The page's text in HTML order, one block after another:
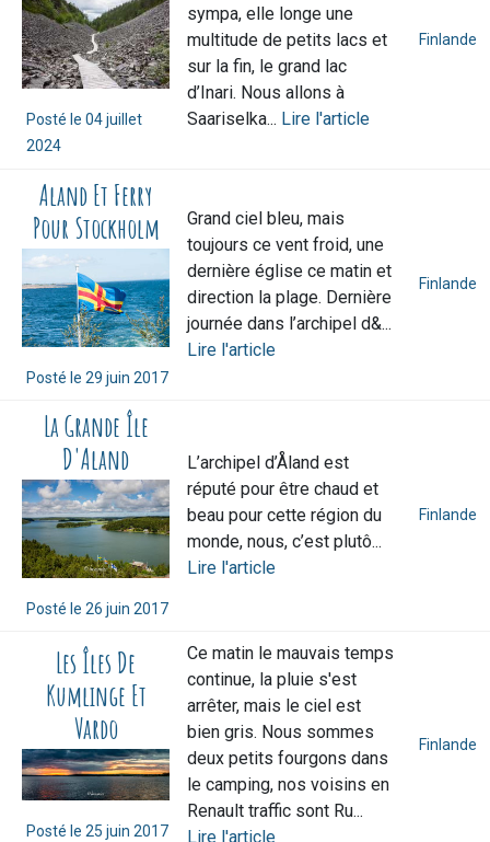
Posté le 04 juillet
2024
sympa, elle longe une
multitude de petits lacs et
sur la fin, le grand lac
d’Inari. Nous allons à
Saariselka... Lire l'article
Finlande
Aland Et Ferry
Pour Stockholm
Posté le 29 juin 2017
Grand ciel bleu, mais
toujours ce vent froid, une
dernière église ce matin et
direction la plage. Dernière
journée dans l’archipel d&...
Lire l'article
Finlande
La Grande Île
D'Aland
Posté le 26 juin 2017
L’archipel d’Åland est
réputé pour être chaud et
beau pour cette région du
monde, nous, c’est plutô...
Lire l'article
Finlande
Les Îles De
Kumlinge Et
Vardo
Posté le 25 juin 2017
Ce matin le mauvais temps
continue, la pluie s'est
arrêter, mais le ciel est
bien gris. Nous sommes
deux petits fourgons dans
le camping, nos voisins en
Renault traffic sont Ru...
Lire l'article
Finlande